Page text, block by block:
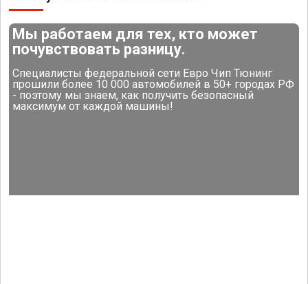
Мы работаем для тех, кто может
почувствовать разницу.
Специалисты федеральной сети Евро Чип Тюнинг
прошили более 10 000 автомобилей в 50+ городах РФ
- поэтому мы знаем, как получить безопасный
максимум от каждой машины!